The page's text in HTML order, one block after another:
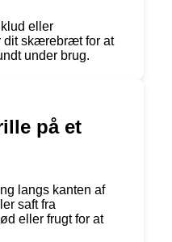
eller
dit skærebræt for at
under brug.
på et
langs kanten af
saft fra
eller frugt for at